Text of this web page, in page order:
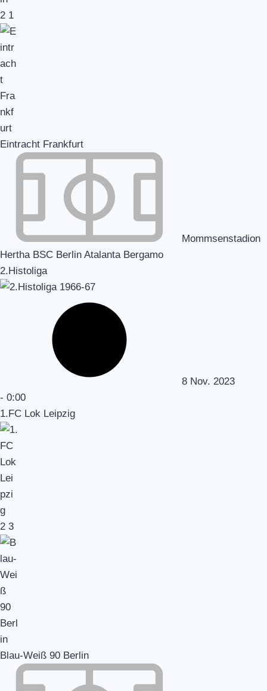
2 1
Eintracht Frankfurt
Mommsenstadion
Hertha BSC Berlin Atalanta Bergamo
2.Histoliga
8 Nov. 2023
- 0:00
1.FC Lok Leipzig
2 3
Blau-Weiß 90 Berlin